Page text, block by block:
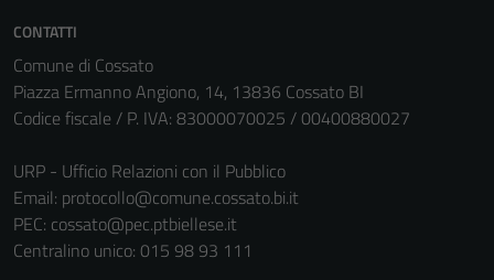
CONTATTI
Comune di Cossato
Piazza Ermanno Angiono, 14, 13836 Cossato BI
Codice fiscale / P. IVA: 83000070025 / 00400880027
URP - Ufficio Relazioni con il Pubblico
Email: protocollo@comune.cossato.bi.it
PEC: cossato@pec.ptbiellese.it
Centralino unico: 015 98 93 111